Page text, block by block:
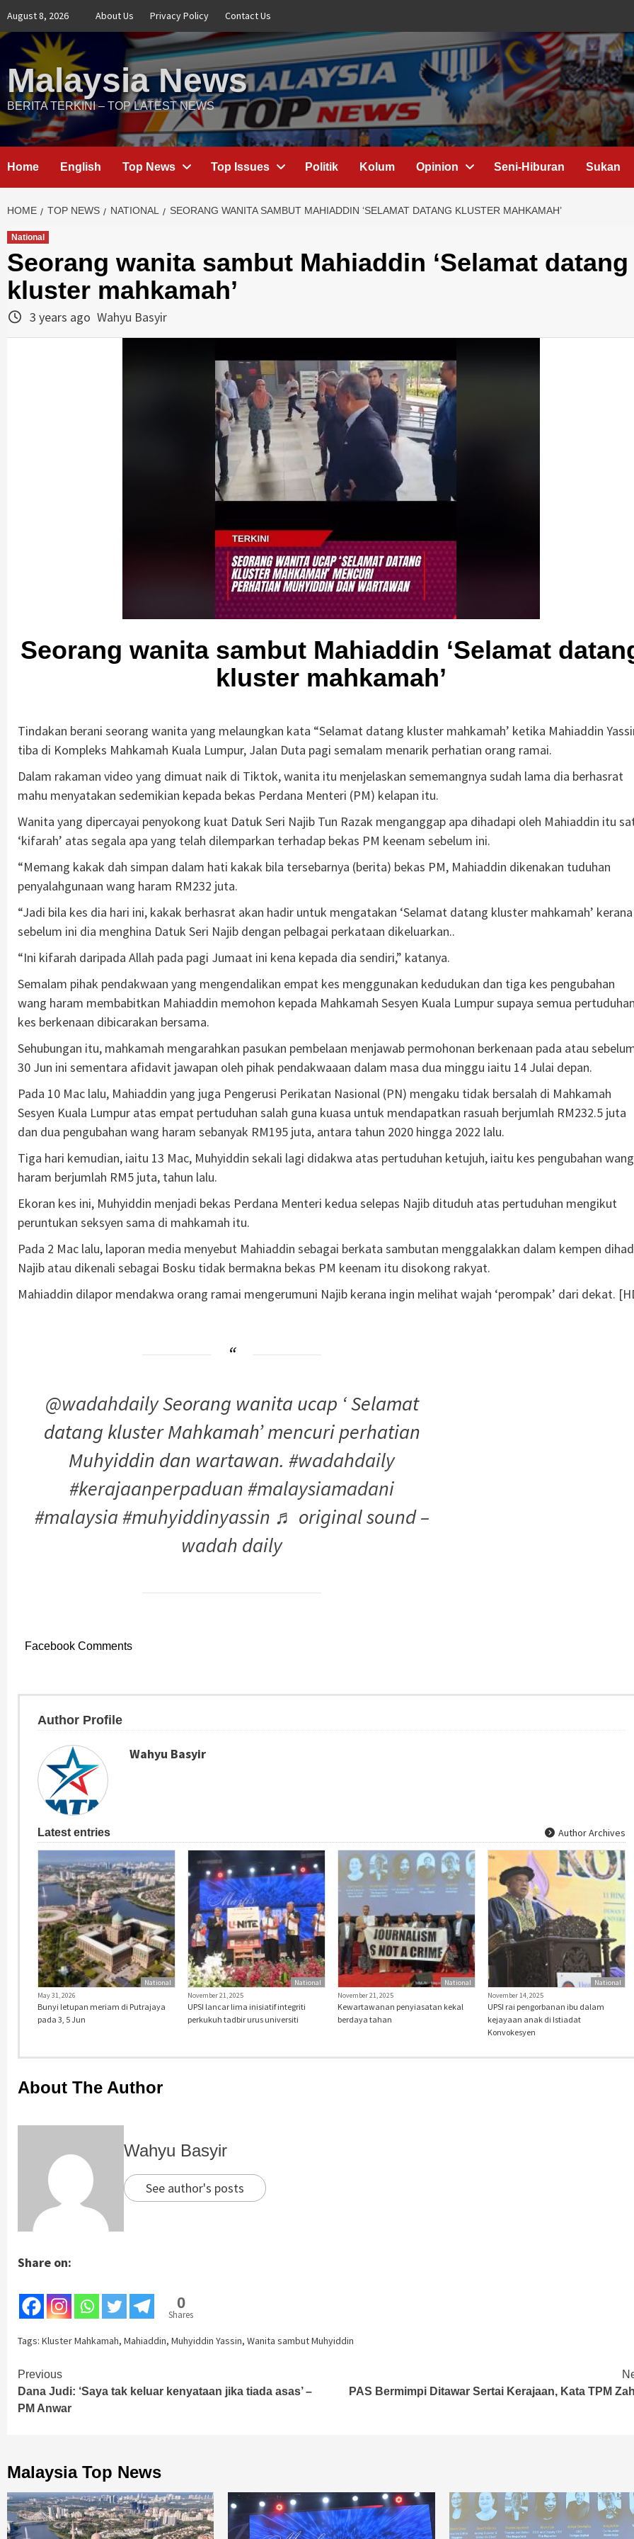
content
August 8, 2026 About Us Privacy Policy Contact Us
Malaysia News
BERITA TERKINI – TOP LATEST NEWS
Home English Top News Top Issues Politik Kolum Opinion Seni-Hiburan Sukan
HOME TOP NEWS NATIONAL SEORANG WANITA SAMBUT MAHIADDIN ‘SELAMAT DATANG KLUSTER MAHKAMAH’
National
Seorang wanita sambut Mahiaddin ‘Selamat datang
kluster mahkamah’
3 years ago Wahyu Basyir
Seorang wanita sambut Mahiaddin ‘Selamat
kluster mahkamah’
Tindakan berani seorang wanita yang melaungkan kata “Selamat datang kluster mahkamah’ ketika Mahiaddin
tiba di Kompleks Mahkamah Kuala Lumpur, Jalan Duta pagi semalam menarik perhatian orang ramai.
Dalam rakaman video yang dimuat naik di Tiktok, wanita itu menjelaskan sememangnya sudah lama dia berhasrat
mahu menyatakan sedemikian kepada bekas Perdana Menteri (PM) kelapan itu.
Wanita yang dipercayai penyokong kuat Datuk Seri Najib Tun Razak menganggap apa dihadapi oleh Mahiaddin itu
‘kifarah’ atas segala apa yang telah dilemparkan terhadap bekas PM keenam sebelum ini.
“Memang kakak dah simpan dalam hati kakak bila tersebarnya (berita) bekas PM, Mahiaddin dikenakan tuduhan
penyalahgunaan wang haram RM232 juta.
“Jadi bila kes dia hari ini, kakak berhasrat akan hadir untuk mengatakan ‘Selamat datang kluster mahkamah’ kerana
sebelum ini dia menghina Datuk Seri Najib dengan pelbagai perkataan dikeluarkan..
“Ini kifarah daripada Allah pada pagi Jumaat ini kena kepada dia sendiri,” katanya.
Semalam pihak pendakwaan yang mengendalikan empat kes menggunakan kedudukan dan tiga kes pengubahan
wang haram membabitkan Mahiaddin memohon kepada Mahkamah Sesyen Kuala Lumpur supaya semua
kes berkenaan dibicarakan bersama.
Sehubungan itu, mahkamah mengarahkan pasukan pembelaan menjawab permohonan berkenaan pada atau
30 Jun ini sementara afidavit jawapan oleh pihak pendakwaaan dalam masa dua minggu iaitu 14 Julai depan.
Pada 10 Mac lalu, Mahiaddin yang juga Pengerusi Perikatan Nasional (PN) mengaku tidak bersalah di Mahkamah
Sesyen Kuala Lumpur atas empat pertuduhan salah guna kuasa untuk mendapatkan rasuah berjumlah RM232.5 juta
dan dua pengubahan wang haram sebanyak RM195 juta, antara tahun 2020 hingga 2022 lalu.
Tiga hari kemudian, iaitu 13 Mac, Muhyiddin sekali lagi didakwa atas pertuduhan ketujuh, iaitu kes pengubahan wang
haram berjumlah RM5 juta, tahun lalu.
Ekoran kes ini, Muhyiddin menjadi bekas Perdana Menteri kedua selepas Najib dituduh atas pertuduhan mengikut
peruntukan seksyen sama di mahkamah itu.
Pada 2 Mac lalu, laporan media menyebut Mahiaddin sebagai berkata sambutan menggalakkan dalam kempen
Najib atau dikenali sebagai Bosku tidak bermakna bekas PM keenam itu disokong rakyat.
Mahiaddin dilapor mendakwa orang ramai mengerumuni Najib kerana ingin melihat wajah ‘perompak’ dari dekat.
@wadahdailySeorang wanita ucap ‘ Selamat
datang kluster Mahkamah’ mencuri perhatian
Muhyiddin dan wartawan. #wadahdaily
#kerajaanperpaduan#malaysiamadani
#malaysia#muhyiddinyassin ♬ original sound –
wadah daily
Facebook Comments
Author Profile
Wahyu Basyir
Latest entries Author Archives
National
May 31, 2026
Bunyi letupan meriam di Putrajaya
pada 3, 5 Jun
National
November 21, 2025
UPSI lancar lima inisiatif integriti
perkukuh tadbir urus universiti
National
November 21, 2025
Kewartawanan penyiasatan kekal
berdaya tahan
National
November 14, 2025
UPSI rai pengorbanan ibu dalam
kejayaan anak di Istiadat
Konvokesyen
About The Author
Wahyu Basyir
See author's posts
Share on:
0
Shares
Tags: Kluster Mahkamah, Mahiaddin, Muhyiddin Yassin, Wanita sambut Muhyiddin
Continue
Reading
Previous
Dana Judi: ‘Saya tak keluar kenyataan jika tiada asas’ –
PM Anwar
PAS Bermimpi Ditawar Sertai Kerajaan, Kata TPM
Malaysia Top News